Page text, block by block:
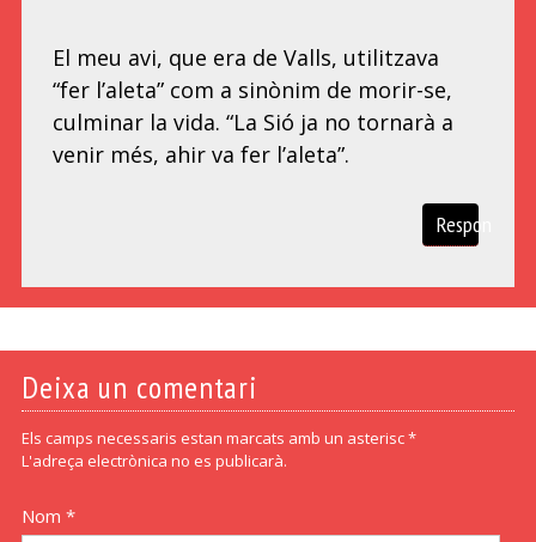
El meu avi, que era de Valls, utilitzava
“fer l’aleta” com a sinònim de morir-se,
culminar la vida. “La Sió ja no tornarà a
venir més, ahir va fer l’aleta”.
Respon
Deixa un comentari
Els camps necessaris estan marcats amb un asterisc *
L'adreça electrònica no es publicarà.
Nom *